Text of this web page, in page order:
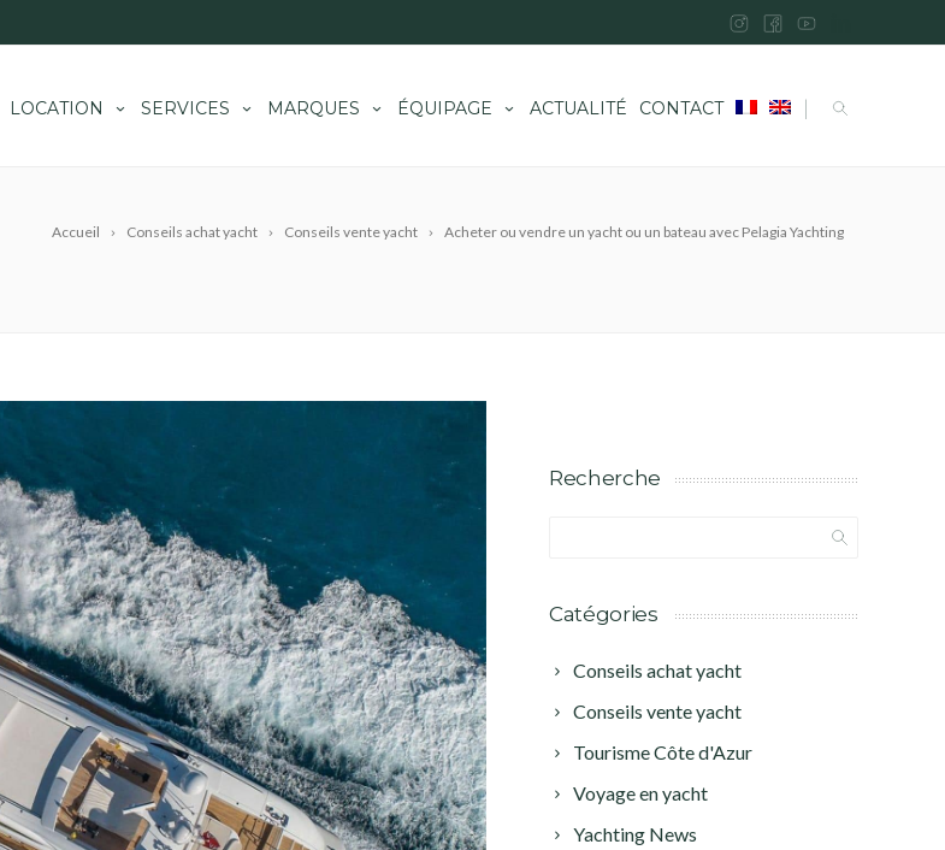
LOCATION SERVICES MARQUES ÉQUIPAGE ACTUALITÉ CONTACT |
Accueil Conseils achat yacht Conseils vente yacht Acheter ou vendre un yacht ou un bateau avec Pelagia Yachting
Recherche
Catégories
Conseils achat yacht
Conseils vente yacht
Tourisme Côte d'Azur
Voyage en yacht
Yachting News